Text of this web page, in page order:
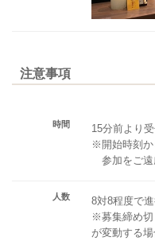
注意事項
時間
15分前より
※開始時刻か
参加をご遠
人数
8対8程度で
※募集締め切
が変動する場